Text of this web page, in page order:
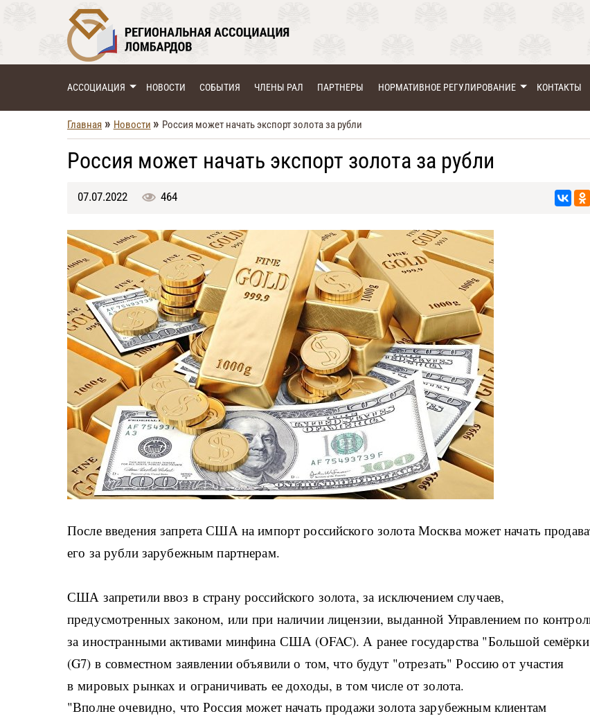
АССОЦИАЦИЯ НОВОСТИ СОБЫТИЯ ЧЛЕНЫ РАЛ ПАРТНЕРЫ НОРМАТИВНОЕ РЕГУЛИРОВАНИЕ КОНТАКТЫ
Главная » Новости » Россия может начать экспорт золота за рубли
Россия может начать экспорт золота за рубли
07.07.2022 464
После введения запрета США на импорт российского золота Москва может начать
его за рубли зарубежным партнерам.
США запретили ввоз в страну российского золота, за исключением случаев,
предусмотренных законом, или при наличии лицензии, выданной Управлением по
за иностранными активами минфина США (OFAC). А ранее государства "Большой
(G7) в совместном заявлении объявили о том, что будут "отрезать" Россию от участия
в мировых рынках и ограничивать ее доходы, в том числе от золота.
"Вполне очевидно, что Россия может начать продажи золота зарубежным клиентам